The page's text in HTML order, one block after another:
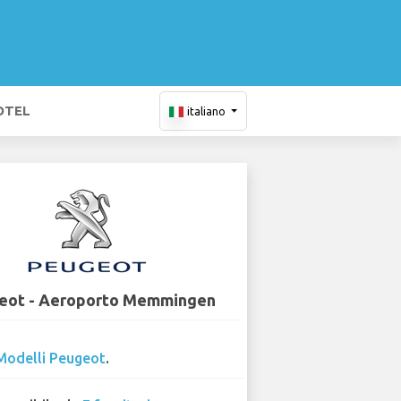
italiano
- Aeroporto Memmingen
Peugeot.